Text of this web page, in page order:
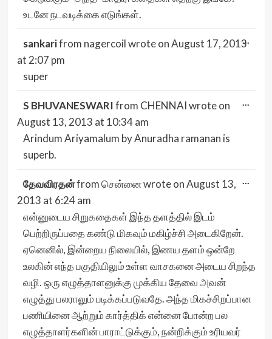
உடனே நடவடிக்கை எடுங்கள்.
sankarifrom nagercoilwrote onAugust 17, 2013
at 2:07 pm
super
...
S BHUVANESWARIfrom CHENNAIwrote on
August 13, 2013 at 10:34 am
Arindum Ariyamalum by Anuradha ramanan is
superb.
...
தேவவிரதன்fromசென்னைwrote onAugust 13,
2013 at 6:24 am
என்னுடைய சிறுகதைகள் இந்த தளத்தில் இடம்
பெற்றிருப்பதை கண்டு மிகவும் மகிழ்ச்சி அடைகிறேன்.
ஏனெனில், இன்றைய நிலையில், இணய தளம் ஒன்றே
உலகின் எந்த பகுதியிலும் உள்ள வாசகனை அடைய சிறந்த
வழி. ஒரு எழுத்தாளனுக்கு முக்கிய தேவை அவன்
எழுத்து பலராலும் படிக்கப்படுவதே. அந்த மிகச்சிறப்பான
பணியினை ஆற்றும் கார்த்திக் என்னை போன்ற பல
எழுத்தாளர்களின் பாராட்டுக்கும், நன்றிக்கும் உரியவர்
...